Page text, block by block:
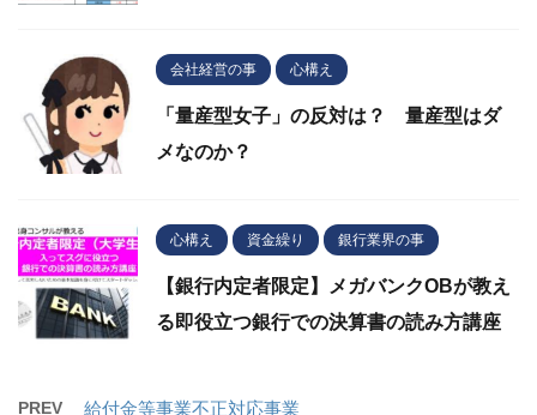
会社経営の事 心構え
「量産型女子」の反対は？ 量産型はダ
メなのか？
心構え 資金繰り 銀行業界の事
【銀行内定者限定】メガバンクOBが教え
る即役立つ銀行での決算書の読み方講座
PREV 給付金等事業不正対応事業